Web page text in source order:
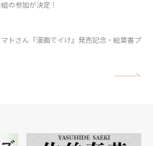
の参加が決定！
トさん『漫画でイけ』発売記念・絵葉書プ